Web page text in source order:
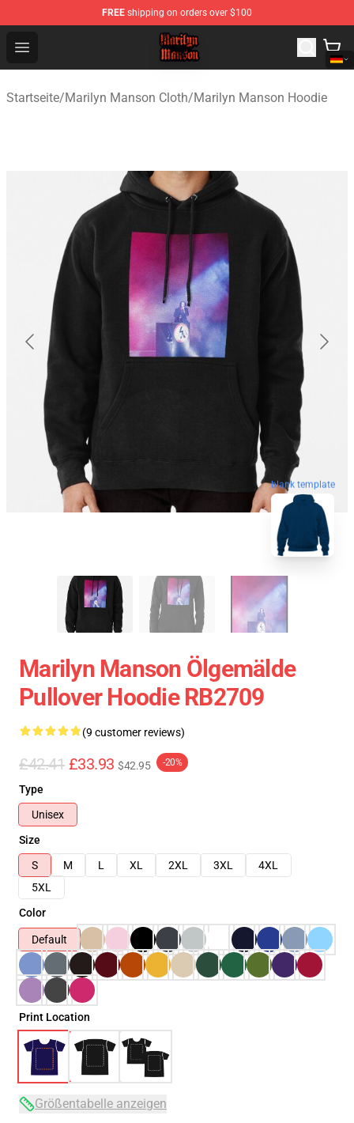
FREE shipping on orders over $100
Open menu
Marilyn Manson Shop - Official Marilyn Manson
Startseite/Marilyn Manson Cloth/Marilyn Manson Hoodie
blank template
Marilyn Manson Ölgemälde
Pullover Hoodie RB2709
(9 customer reviews)
£42.41 £33.93 $42.95 -20%
Type
Unisex
Size
S
M L XL 2XL 3XL
4XL
5XL
Color
Default
Print Location
Größentabelle anzeigen